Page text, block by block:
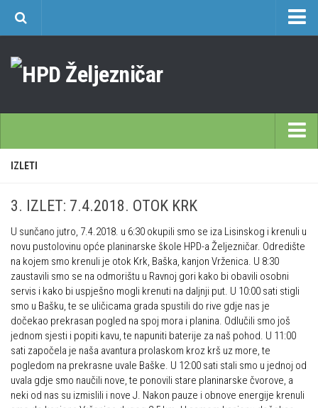
Učlanjenje
Novosti u SDI-u
Izvješća SDI-a
Povijesti SDI
Gojzeki
Obiteljska
Plan izleta Obiteljske sekcije za 2026. godinu
Izleti
Početna
Opća planinarska škola 9. 3. – 17. 5. 2026.
Često postavljana pitanja
Visokogorska škola
Alpinistička škola
Speleološka škola HPD Željezničar
Obilaznice
Gojzerica
Špiljama Lijepe Naše
Hrvatske planinarske kuće
IZLETI
3. IZLET: 7.4.2018. OTOK KRK
U sunčano jutro, 7.4.2018. u 6:30 okupili smo se iza Lisinskog i krenuli u
novu pustolovinu opće planinarske škole HPD-a Željezničar. Odredište
na kojem smo krenuli je otok Krk, Baška, kanjon Vrženica. U 8:30
zaustavili smo se na odmorištu u Ravnoj gori kako bi obavili osobni
servis i kako bi uspješno mogli krenuti na daljnji put. U 10:00 sati stigli
smo u Bašku, te se uličicama grada spustili do rive gdje nas je
dočekao prekrasan pogled na spoj mora i planina. Odlučili smo još
jednom sjesti i popiti kavu, te napuniti baterije za naš pohod. U 11:00
sati započela je naša avantura prolaskom kroz krš uz more, te
pogledom na prekrasne uvale Baške. U 12:00 sati stali smo u jednoj od
uvala gdje smo naučili nove, te ponovili stare planinarske čvorove, a
neki od nas su izmislili i nove J. Nakon pauze i obnove energije krenuli